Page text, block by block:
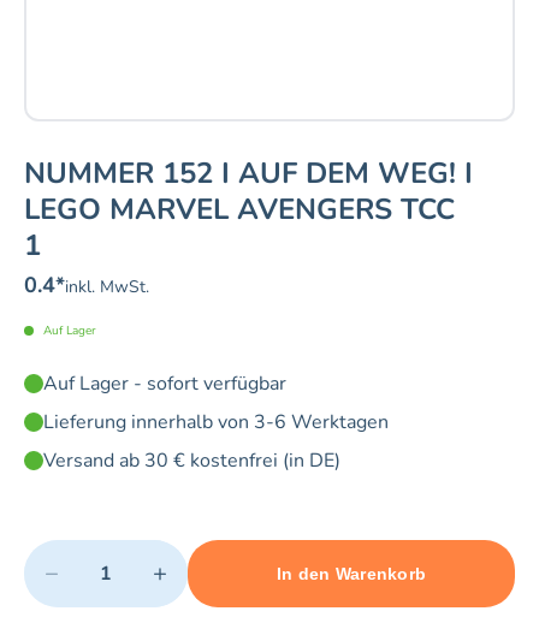
NUMMER 152 I AUF DEM WEG! I
LEGO MARVEL AVENGERS TCC
1
0.4*inkl. MwSt.
Auf Lager
Auf Lager - sofort verfügbar
Lieferung innerhalb von 3-6 Werktagen
Versand ab 30 € kostenfrei (in DE)
Quantity
− +
Minimum quantity: 1 Maximum quantity: 10
In den Warenkorb
Add 1 item to cart